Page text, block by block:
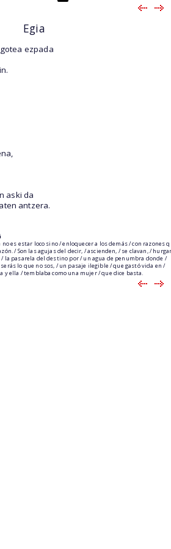
Egia
ezpada
aski da
antzera.
no es estar loco sino / enloquecer a los demás / con razones
/ Son las agujas del decir, / ascienden, / se clavan, /
la pasarela del destino por / un agua de penumbra donde /
lo que no sos, / un pasaje ilegible / que gastó vida en /
y ella / temblaba como una mujer / que dice basta.